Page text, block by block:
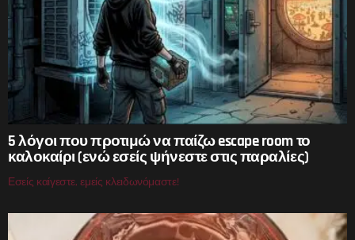
5 λόγοι που προτιμώ να παίζω escape room το
καλοκαίρι (ενώ εσείς ψήνεστε στις παραλίες)
Εσείς καίγεστε, εμείς κλειδωνόμαστε!